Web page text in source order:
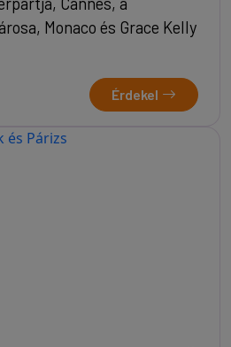
Cannes, a
Monaco és Grace Kelly
Érdekel